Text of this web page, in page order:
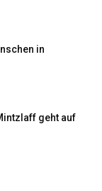
in
geht auf